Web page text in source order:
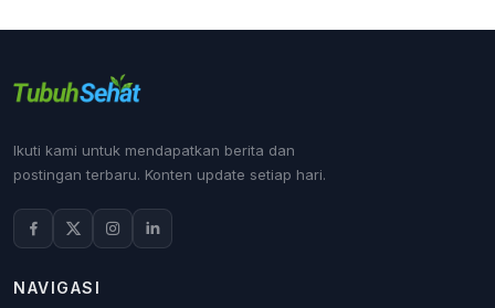
Ikuti kami untuk mendapatkan berita dan
postingan terbaru. Konten update setiap hari.
NAVIGASI